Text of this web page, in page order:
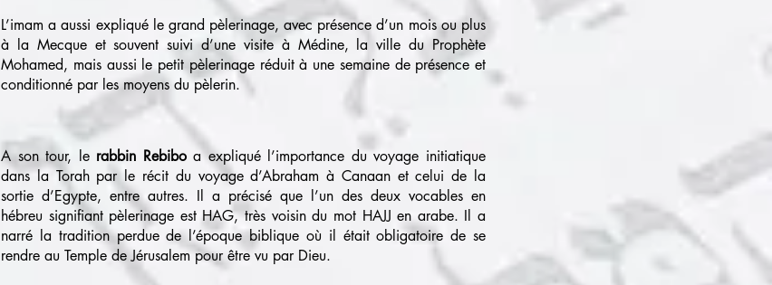
L’imam a aussi expliqué le grand pèlerinage, avec présence d’un mois ou plus
à la Mecque et souvent suivi d’une visite à Médine, la ville du Prophète
Mohamed, mais aussi le petit pèlerinage réduit à une semaine de présence et
conditionné par les moyens du pèlerin.
A son tour, le rabbin Rebiboa expliqué l’importance du voyage initiatique
dans la Torah par le récit du voyage d’Abraham à Canaan et celui de la
sortie d’Egypte, entre autres. Il a précisé que l’un des deux vocables en
hébreu signifiant pèlerinage est HAG, très voisin du mot HAJJ en arabe. Il a
narré la tradition perdue de l’époque biblique où il était obligatoire de se
rendre au Temple de Jérusalem pour être vu par Dieu.